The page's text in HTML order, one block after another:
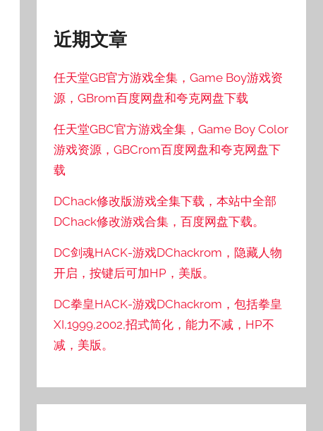
近期文章
任天堂GB官方游戏全集，Game Boy游戏资
源，GBrom百度网盘和夸克网盘下载
任天堂GBC官方游戏全集，Game Boy Color
游戏资源，GBCrom百度网盘和夸克网盘下
载
DChack修改版游戏全集下载，本站中全部
DChack修改游戏合集，百度网盘下载。
DC剑魂HACK-游戏DChackrom，隐藏人物
开启，按键后可加HP，美版。
DC拳皇HACK-游戏DChackrom，包括拳皇
XI,1999,2002,招式简化，能力不减，HP不
减，美版。